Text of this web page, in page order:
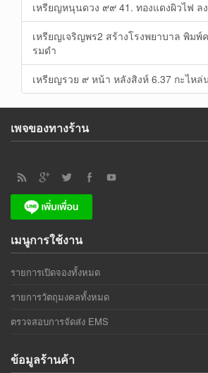
เหรียญหนุนดวง ๙๙ 41. ทองแดงผิวไฟ ล
เหรียญเจริญพร2 สร้างโรงพยาบาล พิมพ์
รมดำ
เหรียญรวย ๙ หน้า หลังสิงห์ 6.37 กะไหล่
เพจของทางร้าน
เมนูการใช้งาน
รายการเปิดจองทั้งหมด
รายการวัตถุมงคลทั้งหมด
ตรวจสอบการจัดส่ง EMS
ข้อมูลร้านค้า